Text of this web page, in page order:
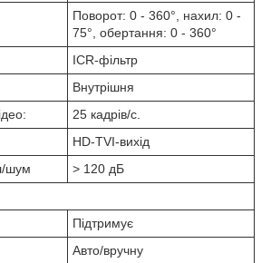
Поворот: 0 - 360°, нахил: 0 -
75°, обертання: 0 - 360°
ICR-фільтр
Внутрішня
25 кадрів/с.
HD-TVI-вихід
шум
> 120 дБ
Підтримує
Авто/вручну